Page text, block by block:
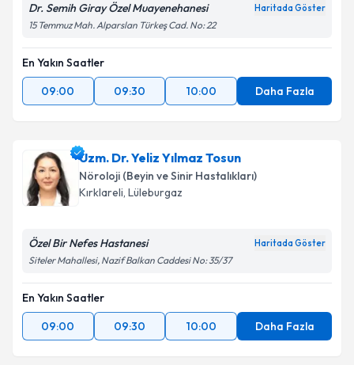
kapsamda işlenmesini kabul ediyorum.
Dr. Semih Giray Özel Muayenehanesi Haritada Göster
15 Temmuz Mah. Alparslan Türkeş Cad. No: 22
En Yakın Saatler
09:00
09:30 10:00 Daha Fazla
Uzm. Dr. Yeliz Yılmaz Tosun
Nöroloji (Beyin ve Sinir Hastalıkları)
Kırklareli, Lüleburgaz
Özel Bir Nefes Hastanesi Haritada Göster
Siteler Mahallesi, Nazif Balkan Caddesi No: 35/37
En Yakın Saatler
09:00
09:30 10:00 Daha Fazla